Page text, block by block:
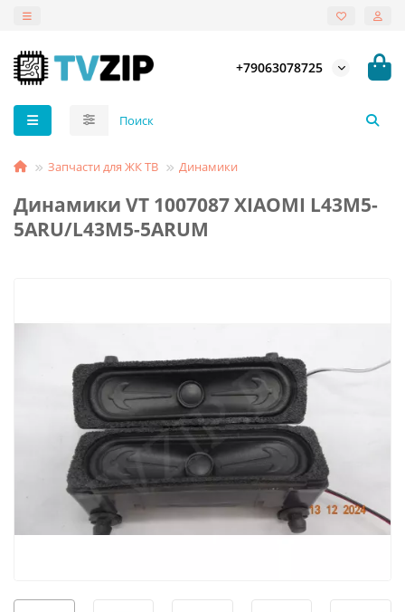
+79063078725
Запчасти для ЖК ТВ Динамики
Динамики VT 1007087 XIAOMI L43M5-
5ARU/L43M5-5ARUM